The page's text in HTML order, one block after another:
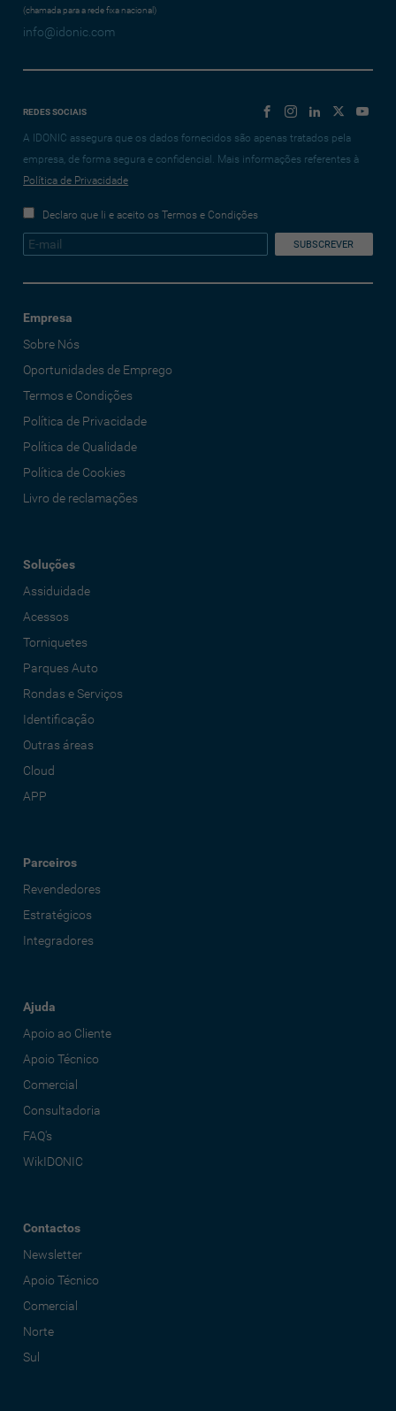
(chamada para a rede fixa nacional)
info@idonic.com
REDES SOCIAIS
A IDONIC assegura que os dados fornecidos são apenas tratados pela
empresa, de forma segura e confidencial. Mais informações referentes à
Política de Privacidade
Declaro que li e aceito os Termos e Condições
Empresa
Sobre Nós
Oportunidades de Emprego
Termos e Condições
Política de Privacidade
Política de Qualidade
Política de Cookies
Livro de reclamações
Soluções
Assiduidade
Acessos
Torniquetes
Parques Auto
Rondas e Serviços
Identificação
Outras áreas
Cloud
APP
Parceiros
Revendedores
Estratégicos
Integradores
Ajuda
Apoio ao Cliente
Apoio Técnico
Comercial
Consultadoria
FAQ's
WikIDONIC
Contactos
Newsletter
Apoio Técnico
Comercial
Norte
Sul